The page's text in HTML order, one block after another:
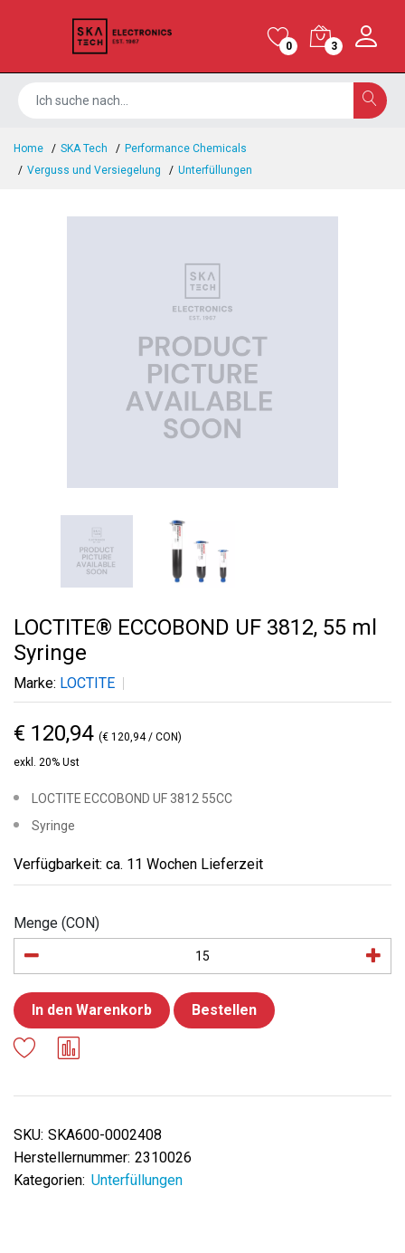
0 3
Home SKA Tech
Performance Chemicals
Verguss und Versiegelung
Unterfüllungen
LOCTITE® ECCOBOND UF 3812, 55 ml
Syringe
Marke: LOCTITE
€ 120,94 (€ 120,94 / CON)
exkl. 20% Ust
LOCTITE ECCOBOND UF 3812 55CC
Syringe
Verfügbarkeit: ca. 11 Wochen Lieferzeit
Menge (CON)
In den Warenkorb Bestellen
SKU: SKA600-0002408
Herstellernummer: 2310026
Kategorien: Unterfüllungen